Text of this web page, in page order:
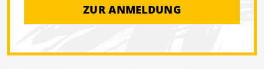
ZUR ANMELDUNG